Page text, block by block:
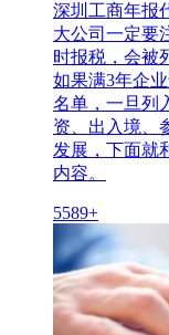
深圳工商年报
大公司一定要
时报税，会被
如果满3年企
名单，一旦列
资、出入境、
发展，下面就
内容。
5589+